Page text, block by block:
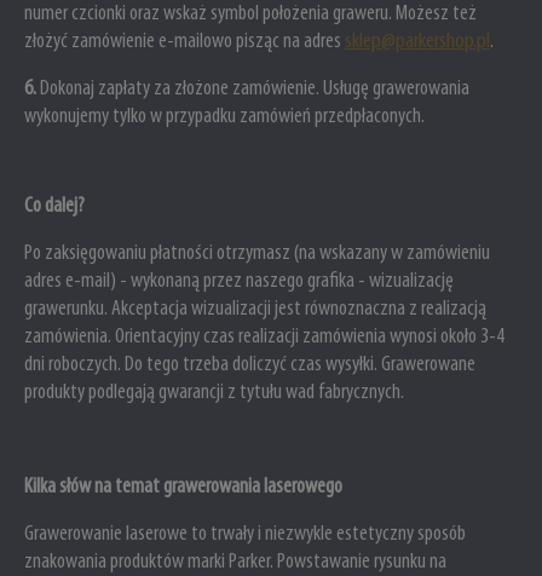
numer czcionki oraz wskaż symbol położenia graweru. Możesz też
złożyć zamówienie e-mailowo pisząc na adres sklep@parkershop.pl.
6. Dokonaj zapłaty za złożone zamówienie. Usługę grawerowania
wykonujemy tylko w przypadku zamówień przedpłaconych.
Co dalej?
Po zaksięgowaniu płatności otrzymasz (na wskazany w zamówieniu
adres e-mail) - wykonaną przez naszego grafika - wizualizację
grawerunku. Akceptacja wizualizacji jest równoznaczna z realizacją
zamówienia. Orientacyjny czas realizacji zamówienia wynosi około 3-4
dni roboczych. Do tego trzeba doliczyć czas wysyłki. Grawerowane
produkty podlegają gwarancji z tytułu wad fabrycznych.
Kilka słów na temat grawerowania laserowego
Grawerowanie laserowe to trwały i niezwykle estetyczny sposób
znakowania produktów marki Parker. Powstawanie rysunku na